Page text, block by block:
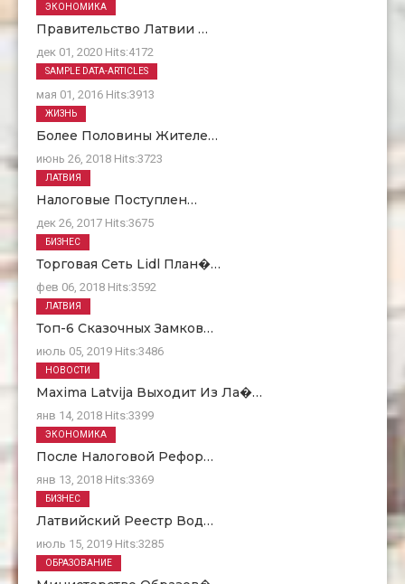
Правительство Латвии …
дек 01, 2020 Hits:4172
ЭКОНОМИКА
О Нас
мая 01, 2016 Hits:3913
SAMPLE DATA-ARTICLES
Более Половины Жителе…
июнь 26, 2018 Hits:3723
ЖИЗНЬ
Налоговые Поступлен…
дек 26, 2017 Hits:3675
ЛАТВИЯ
Торговая Сеть Lidl План�…
фев 06, 2018 Hits:3592
БИЗНЕС
Топ-6 Сказочных Замков…
июль 05, 2019 Hits:3486
ЛАТВИЯ
Maxima Latvija Выходит Из Ла�…
янв 14, 2018 Hits:3399
НОВОСТИ
После Налоговой Рефор…
янв 13, 2018 Hits:3369
ЭКОНОМИКА
Латвийский Реестр Вод…
июль 15, 2019 Hits:3285
БИЗНЕС
ОБРАЗОВАНИЕ